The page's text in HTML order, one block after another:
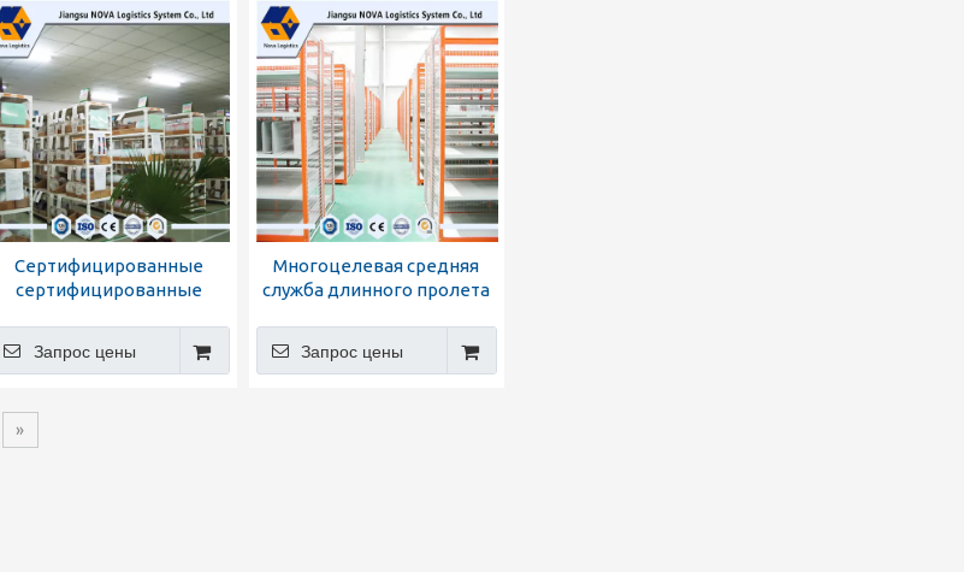
Сертифицированные
сертифицированные
Logistics
Запрос цены
Многоцелевая средняя
служба длинного пролета
Запрос цены
»